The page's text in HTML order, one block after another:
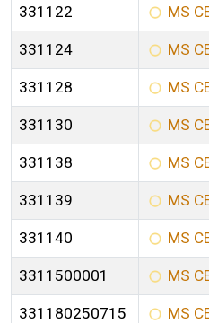
331122 MS
331124 MS
331128 MS
331130 MS
331138 MS
331139 MS
331140 MS
3311500001 MS
331180250715 MS